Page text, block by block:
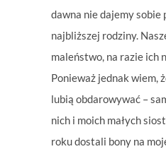
dawna nie dajemy
najbliższej rodziny.
maleństwo, na razie ich
Ponieważ jednak wiem,
lubią obdarowywać –
nich i moich małych
roku dostali bony na